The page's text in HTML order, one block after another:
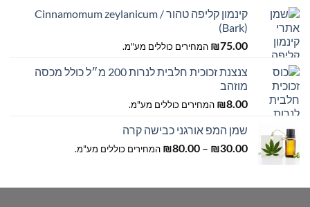
קינמון קליפה טהור / Cinnamomum zeylanicum
(Bark)
₪75.00 המחירים כוללים מע"מ.
צנצנת זכוכית חלבית לנרות 200 מ״ל כולל מכסה
מוזהב
₪8.00 המחירים כוללים מע"מ.
שמן המפ אורגני כבישה קרה
₪30.00
–
₪80.00
טווח
עד
המחירים כוללים מע"מ.